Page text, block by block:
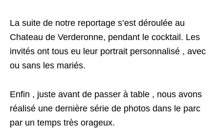
La suite de notre reportage s’est déroulée au
Chateau de Verderonne, pendant le cocktail. Les
invités ont tous eu leur portrait personnalisé , avec
ou sans les mariés.
Enfin , juste avant de passer à table , nous avons
réalisé une dernière série de photos dans le parc
par un temps très orageux.